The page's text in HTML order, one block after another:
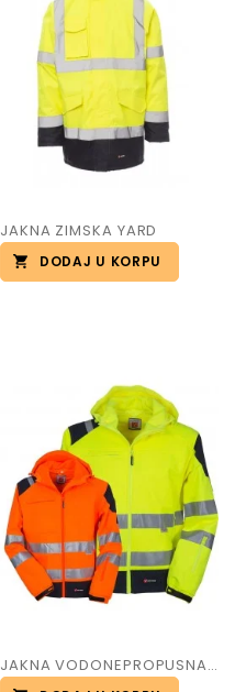
JAKNA ZIMSKA YARD
DODAJ U KORPU
JAKNA VODONEPROPUSNA SHINE